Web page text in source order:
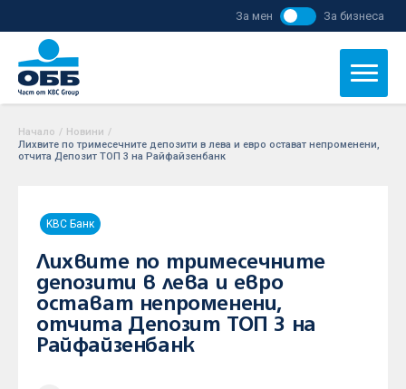
За мен За бизнеса
Начало / Новини /
Лихвите по тримесечните депозити в лева и евро остават непроменени,
отчита Депозит ТОП 3 на Райфайзенбанк
KBC Банк
Лихвите по тримесечните
депозити в лева и евро
остават непроменени,
отчита Депозит ТОП 3 на
Райфайзенбанк